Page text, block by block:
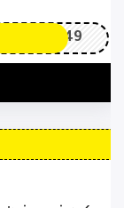
OP149